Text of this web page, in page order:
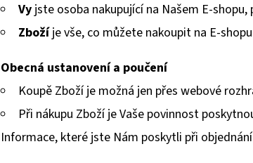
Vy jste osoba nakupující na Našem E-
Zbožíje vše, co můžete nakoupit na E-
Obecná ustanovení a poučení
Koupě Zboží je možná jen přes webové
Při nákupu Zboží je Vaše povinnost
Informace, které jste Nám poskytli při